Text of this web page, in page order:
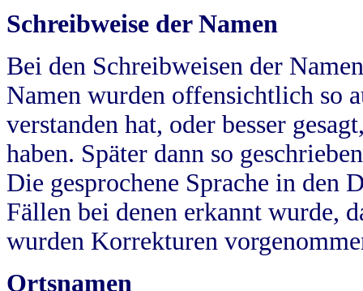
Schreibweise der Namen
Bei den Schreibweisen der
Namen wurden offensichtlich so
verstanden hat, oder besser
haben. Später dann so
Die gesprochene Sprache in
Fällen bei denen erkannt wurde,
wurden Korrekturen
Ortsnamen